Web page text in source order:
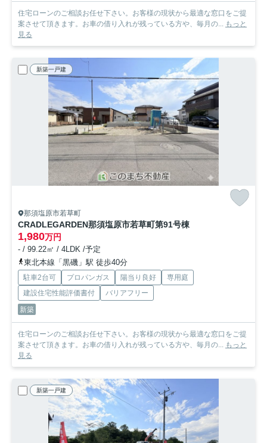
住宅ローンのご相談お任せ下さい。お客様の現状から最適な窓口をご提
案させて頂きます。お車の借り入れが残っている方や、毎月の... もっと
見る
新築一戸建
那須塩原市若草町
CRADLEGARDEN那須塩原市若草町第91号棟
1,980万円
- / 99.22㎡ / 4LDK /予定
東北本線「黒磯」駅 徒歩40分
駐車2台可 プロパンガス 陽当り良好
専用庭
建設住宅性能評価書付
バリアフリー
新築
住宅ローンのご相談お任せ下さい。お客様の現状から最適な窓口をご提
案させて頂きます。お車の借り入れが残っている方や、毎月の... もっと
見る
新築一戸建